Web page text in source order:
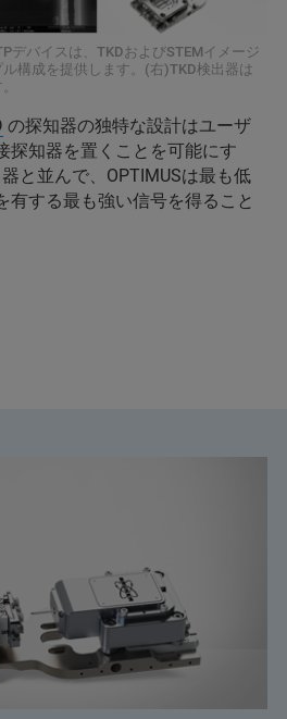
デバイスは、TKDおよびSTEMイメージ
構成を提供します。(右)TKD検出器は
の探知器の独特な設計はユーザ
探知器を置くことを可能にす
と並んで、OPTIMUSは最も低
有する最も強い信号を得ること